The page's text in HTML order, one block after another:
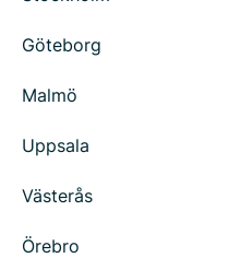
Göteborg
Malmö
Uppsala
Västerås
Örebro